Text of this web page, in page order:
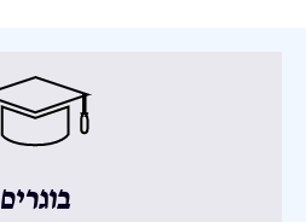
בוגרים